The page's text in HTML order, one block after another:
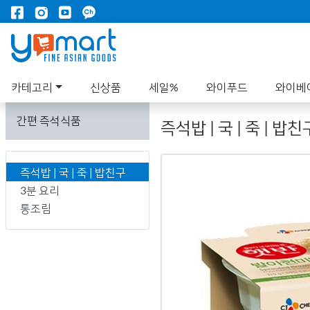
카테고리 신상품 세일% 와이푸드 와이베
간편 즉석식품
즉석밥 | 국 | 죽 | 밥친구
3분 요리
통조림
즉석밥 | 국 | 죽 | 밥친